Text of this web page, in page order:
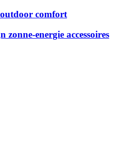
comfort
energie accessoires